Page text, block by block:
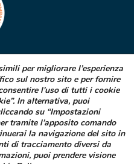
DI EFFETTI
DA FARMACI
durante l’assunzione di
ne hai riscontrato dei difetti puoi
medico curante, al farmacista
struttura sanitaria di riferimento
per migliorare l’esperienza
sul nostro sito e per fornire
l'uso di tutti i cookie
In alternativa, puoi
su “Impostazioni
tramite l’apposito comando
la navigazione del sito in
di tracciamento diversi da
puoi prendere visione